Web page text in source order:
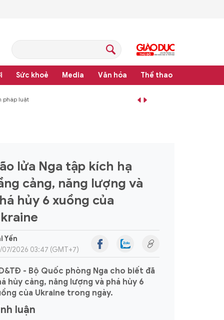
Sức khoẻ Media Văn hóa Thể thao
luật
lửa Nga tập kích hạ
cảng, năng lượng và
hủy 6 xuồng của
Yến
07/2026 03:47 (GMT+7)
- Bộ Quốc phòng Nga cho biết đã
hủy cảng, năng lượng và phá hủy 6
của Ukraine trong ngày.
luận